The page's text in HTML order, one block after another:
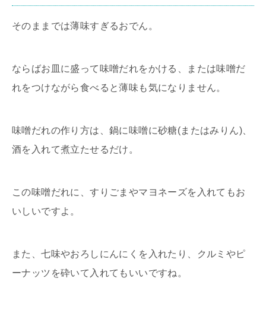
そのままでは薄味すぎるおでん。
ならばお皿に盛って味噌だれをかける、または味噌だ
れをつけながら食べると薄味も気になりません。
味噌だれの作り方は、鍋に味噌に砂糖(またはみりん)、
酒を入れて煮立たせるだけ。
この味噌だれに、すりごまやマヨネーズを入れてもお
いしいですよ。
また、七味やおろしにんにくを入れたり、クルミやピ
ーナッツを砕いて入れてもいいですね。